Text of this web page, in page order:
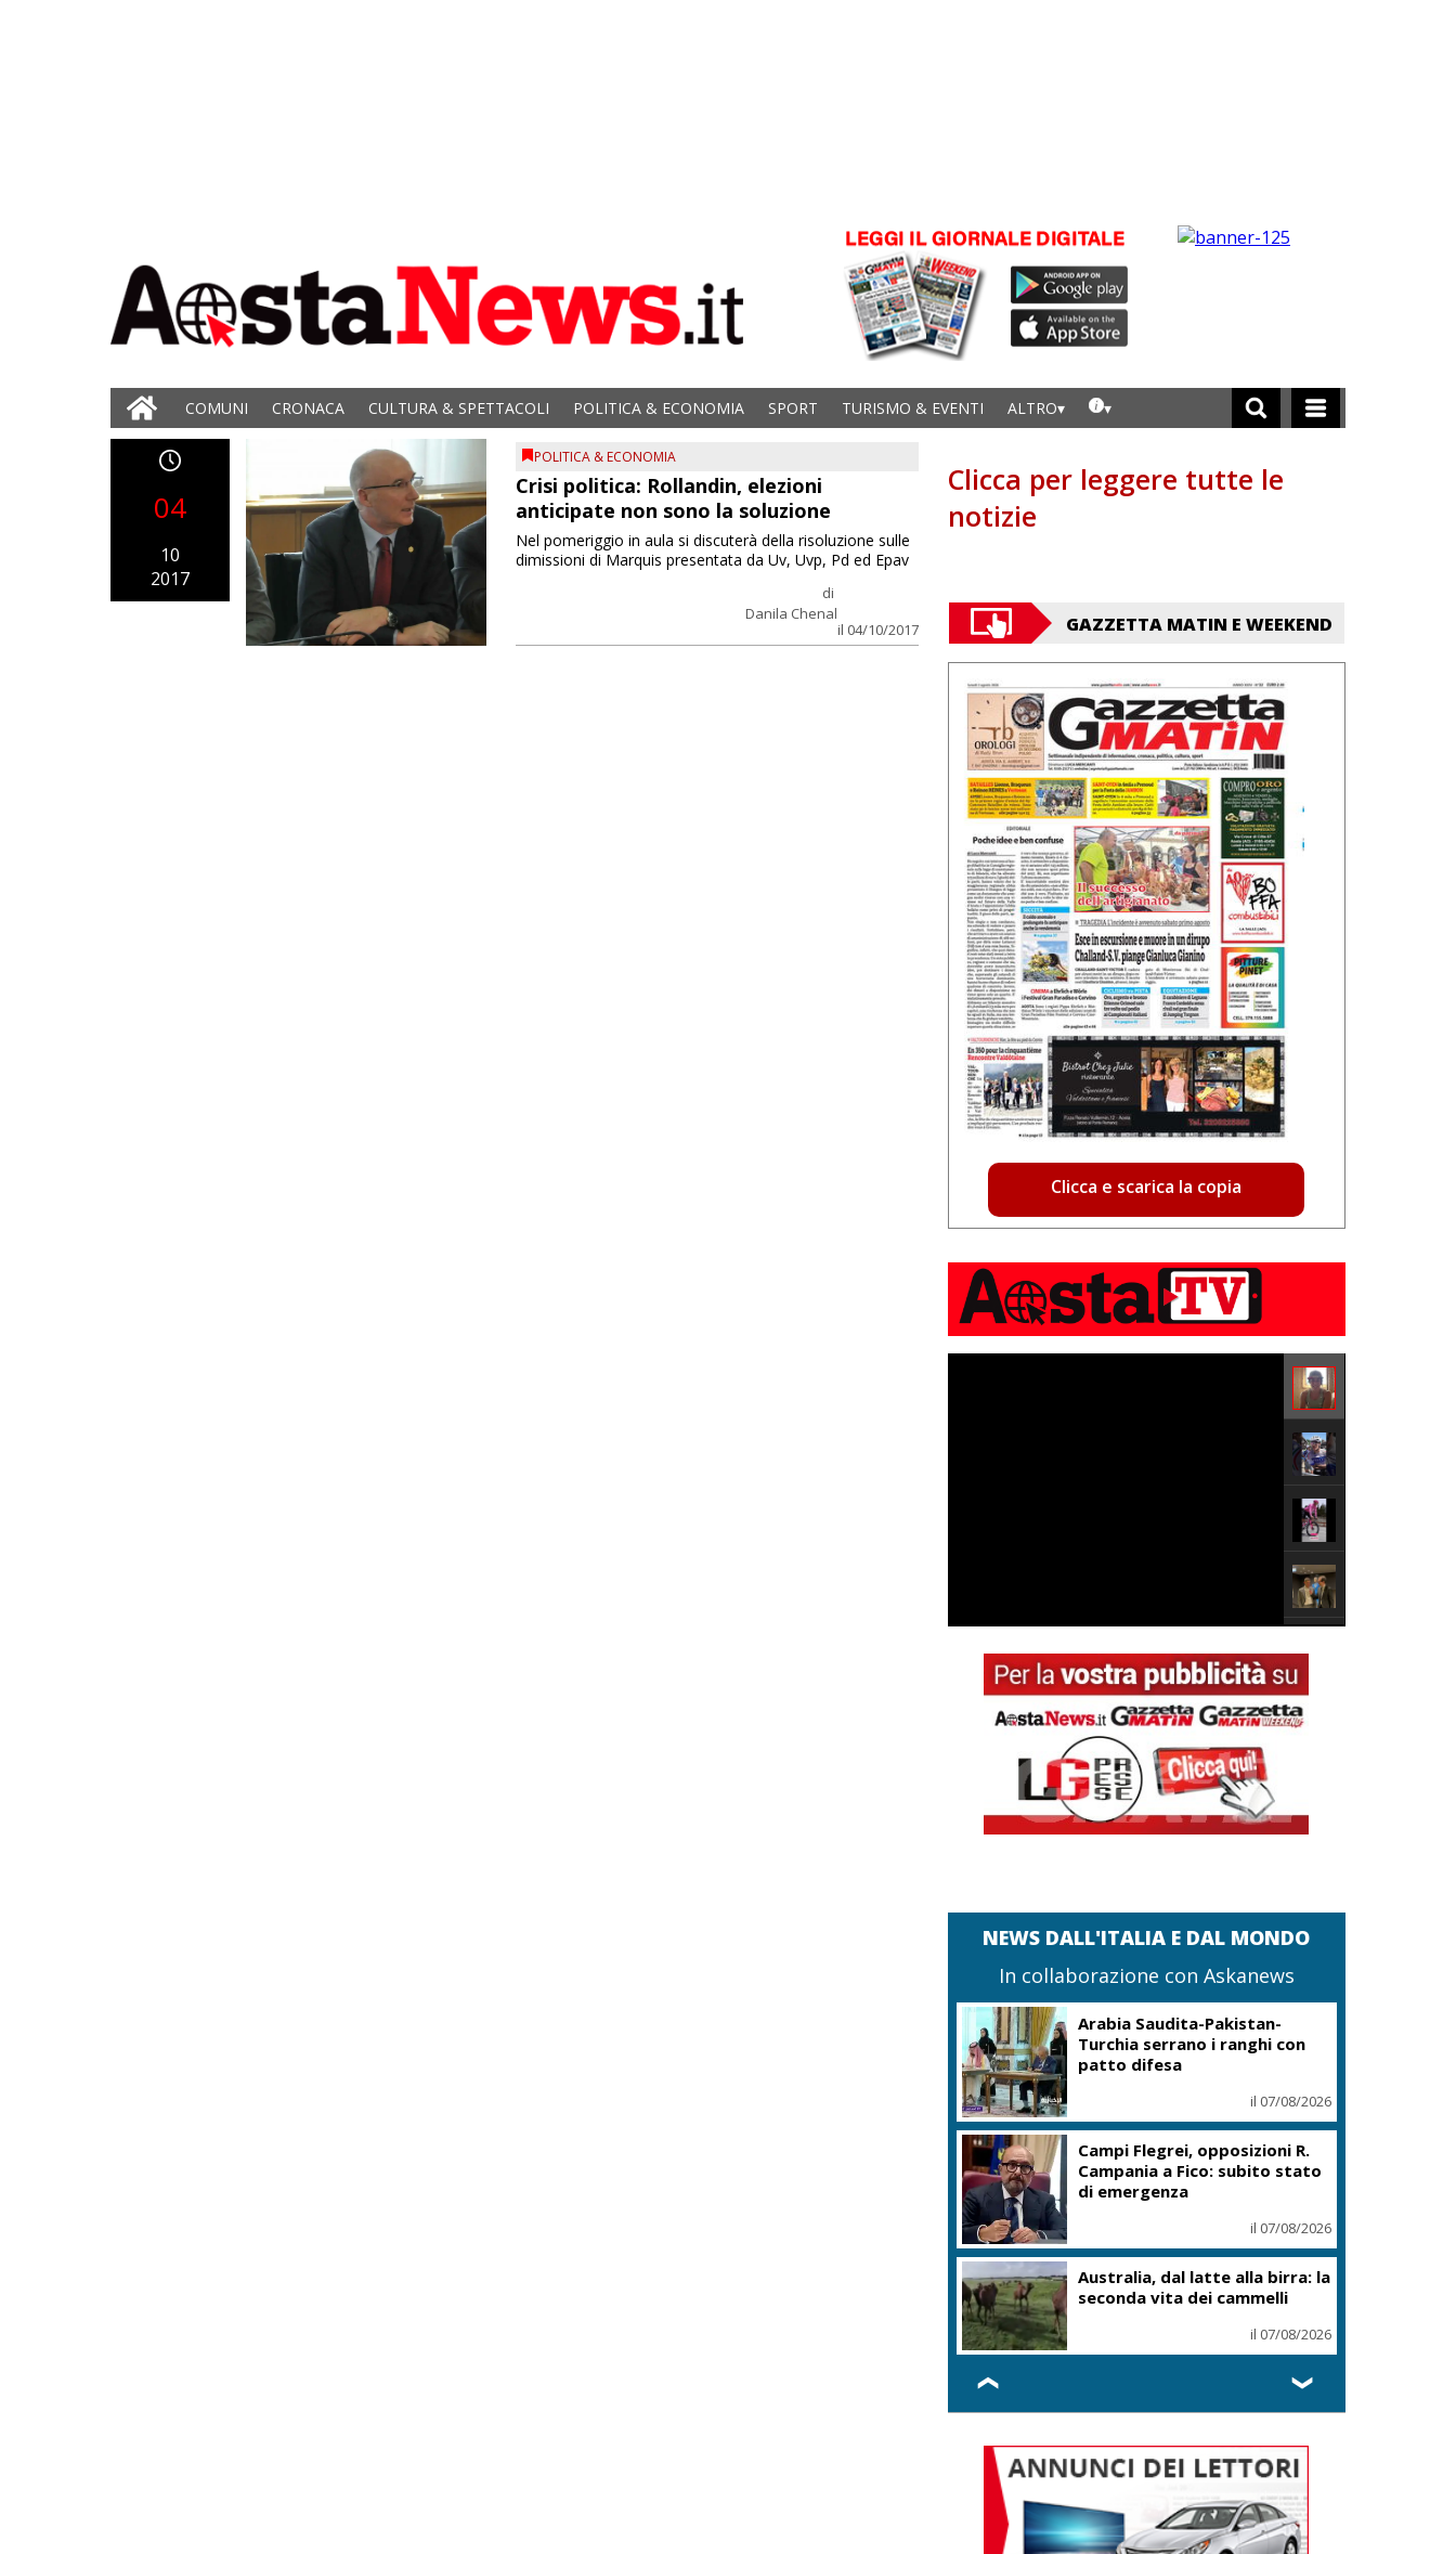
COMUNI CRONACA CULTURA & SPETTACOLI POLITICA & ECONOMIA SPORT TURISMO & EVENTI ALTRO
04
10
2017
POLITICA & ECONOMIA
Crisi politica: Rollandin, elezioni
anticipate non sono la soluzione
di
Danila Chenal
il 04/10/2017
Nel pomeriggio in aula si discuterà della risoluzione sulle
dimissioni di Marquis presentata da Uv, Uvp, Pd ed Epav
Clicca per leggere tutte le
notizie
GAZZETTA MATIN E WEEKEND
Clicca e scarica la copia
NEWS DALL'ITALIA E DAL MONDO
In collaborazione con Askanews
Arabia Saudita-Pakistan-
Turchia serrano i ranghi con
patto difesa
il 07/08/2026
Campi Flegrei, opposizioni R.
Campania a Fico: subito stato
di emergenza
il 07/08/2026
Australia, dal latte alla birra: la
seconda vita dei cammelli
il 07/08/2026
❮ ❯